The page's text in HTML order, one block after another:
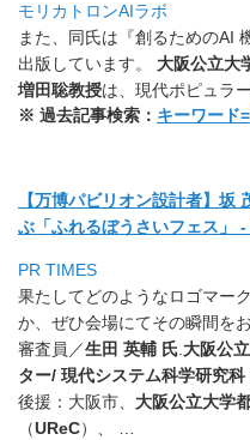
モリカトロンAIラボ
また、同氏は『創るためのAI
出版しています。 大阪公立大
増田聡教授は、 現代ポピュラー
※ 過去記事検索： キーワード
【万博パビリオン設計者】坂
ぶ「ふれるぼうさいフェス」
PR TIMES
果たしてどのようなロゴマー
か、 ぜひ会場にてその瞬間を
審査員／生田 英輔 氏.大阪公
ター/ 現代システム科学研究科
後援： 大阪市、 大阪公立大学
（UReC）、
…